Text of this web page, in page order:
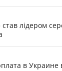
лідером
в Украине